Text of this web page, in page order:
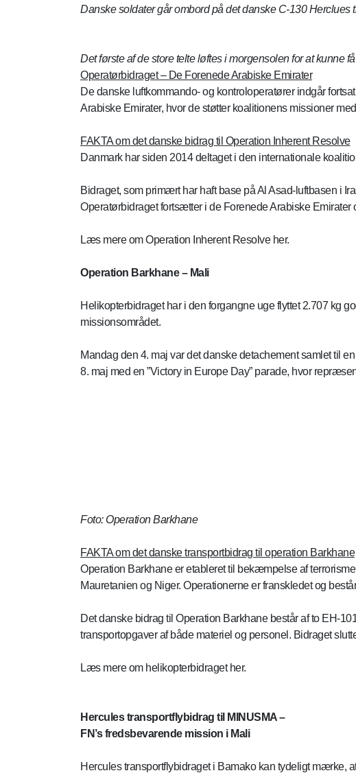
Danske soldater går ombord på det danske C-130 Herclues
Det første af de store telte løftes i morgensolen for at kunne
Operatørbidraget – De Forenede Arabiske Emirater
De danske luftkommando- og kontroloperatører indgår
Arabiske Emirater, hvor de støtter koalitionens missioner
FAKTA om det danske bidrag til Operation Inherent Resolve
Danmark har siden 2014 deltaget i den internationale
Bidraget, som primært har haft base på Al Asad-luftbasen i
Operatørbidraget fortsætter i de Forenede Arabiske
Læs mere om Operation Inherent Resolve her.
Operation Barkhane – Mali
Helikopterbidraget har i den forgangne uge flyttet 2.707 kg
missionsområdet.
Mandag den 4. maj var det danske detachement samlet til
8. maj med en ”Victory in Europe Day” parade, hvor
Foto: Operation Barkhane
FAKTA om det danske transportbidrag til operation Barkhane
Operation Barkhane er etableret til bekæmpelse af
Mauretanien og Niger. Operationerne er franskledet og
Det danske bidrag til Operation Barkhane består af to EH-
transportopgaver af både materiel og personel. Bidraget
Læs mere om helikopterbidraget her.
Hercules transportflybidrag til MINUSMA –
FN’s fredsbevarende mission i Mali
Hercules transportflybidraget i Bamako kan tydeligt mærke,